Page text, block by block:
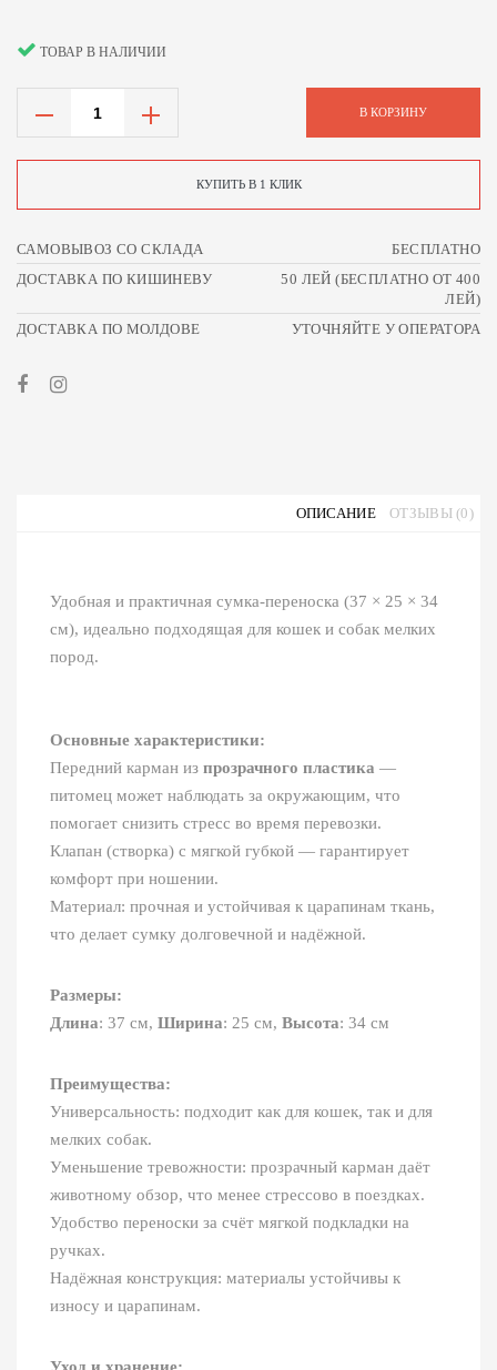
ТОВАР В НАЛИЧИИ
В КОРЗИНУ
КУПИТЬ В 1 КЛИК
САМОВЫВОЗ СО СКЛАДА
БЕСПЛАТНО
ДОСТАВКА ПО КИШИНЕВУ
50 ЛЕЙ (БЕСПЛАТНО ОТ 400
ЛЕЙ)
ДОСТАВКА ПО МОЛДОВЕ
УТОЧНЯЙТЕ У ОПЕРАТОРА
ОПИСАНИЕ ОТЗЫВЫ (0)
Удобная и практичная сумка-переноска (37 × 25 × 34
см), идеально подходящая для кошек и собак мелких
пород.
Основные характеристики:
Передний карман из прозрачного пластика —
питомец может наблюдать за окружающим, что
помогает снизить стресс во время перевозки.
Клапан (створка) с мягкой губкой — гарантирует
комфорт при ношении.
Материал: прочная и устойчивая к царапинам ткань,
что делает сумку долговечной и надёжной.
Размеры:
Длина: 37 см, Ширина: 25 см, Высота: 34 см
Преимущества:
Универсальность: подходит как для кошек, так и для
мелких собак.
Уменьшение тревожности: прозрачный карман даёт
животному обзор, что менее стрессово в поездках.
Удобство переноски за счёт мягкой подкладки на
ручках.
Надёжная конструкция: материалы устойчивы к
износу и царапинам.